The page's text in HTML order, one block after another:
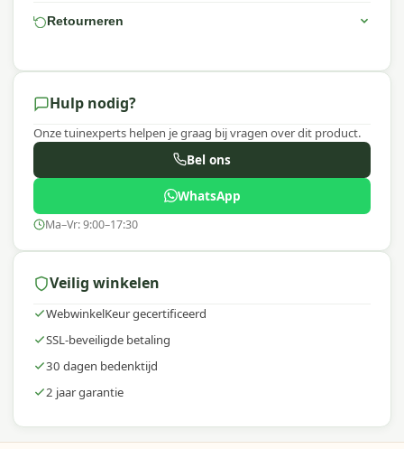
Retourneren
Hulp nodig?
Onze tuinexperts helpen je graag bij vragen over dit product.
Bel ons
WhatsApp
Ma–Vr: 9:00–17:30
Veilig winkelen
WebwinkelKeur gecertificeerd
SSL-beveiligde betaling
30 dagen bedenktijd
2 jaar garantie